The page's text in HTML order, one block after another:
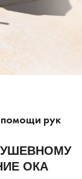
помощи рук
ОКА